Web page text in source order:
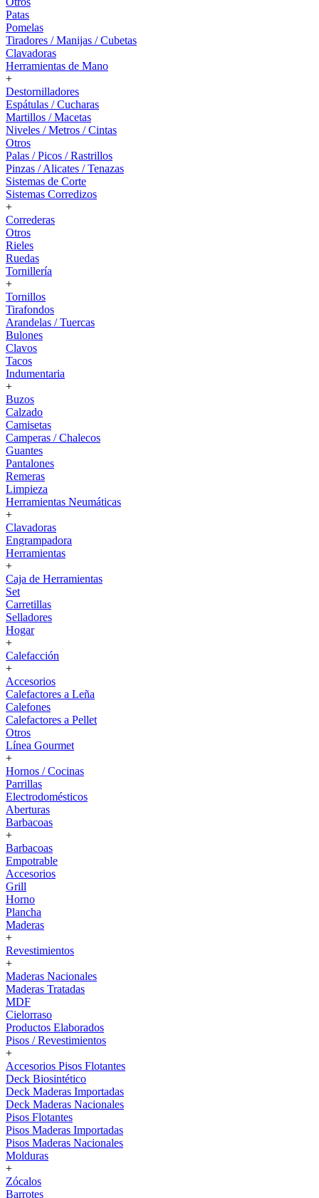
Patas
Pomelas
Tiradores / Manijas / Cubetas
Clavadoras
Herramientas de Mano
+
Destornilladores
Espátulas / Cucharas
Martillos / Macetas
Niveles / Metros / Cintas
Otros
Palas / Picos / Rastrillos
Pinzas / Alicates / Tenazas
Sistemas de Corte
Sistemas Corredizos
+
Correderas
Otros
Rieles
Ruedas
Tornillería
+
Tornillos
Tirafondos
Arandelas / Tuercas
Bulones
Clavos
Tacos
Indumentaria
+
Buzos
Calzado
Camisetas
Camperas / Chalecos
Guantes
Pantalones
Remeras
Limpieza
Herramientas Neumáticas
+
Clavadoras
Engrampadora
Herramientas
+
Caja de Herramientas
Set
Carretillas
Selladores
Hogar
+
Calefacción
+
Accesorios
Calefactores a Leña
Calefones
Calefactores a Pellet
Otros
Línea Gourmet
+
Hornos / Cocinas
Parrillas
Electrodomésticos
Aberturas
Barbacoas
+
Barbacoas
Empotrable
Accesorios
Grill
Horno
Plancha
Maderas
+
Revestimientos
+
Maderas Nacionales
Maderas Tratadas
MDF
Cielorraso
Productos Elaborados
Pisos / Revestimientos
+
Accesorios Pisos Flotantes
Deck Biosintético
Deck Maderas Importadas
Deck Maderas Nacionales
Pisos Flotantes
Pisos Maderas Importadas
Pisos Maderas Nacionales
Molduras
+
Zócalos
Barrotes